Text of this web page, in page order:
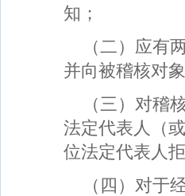
知；
（二）应有
并向被稽核对
（三）对稽
法定代表人（
位法定代表人
（四）对于